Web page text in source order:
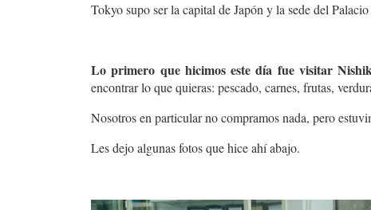
Tokyo supo ser la capital de Japón y la sede del
Lo primero que hicimos este día fue visitar
encontrar lo que quieras: pescado, carnes, frutas,
Nosotros en particular no compramos nada, pero
Les dejo algunas fotos que hice ahí abajo.